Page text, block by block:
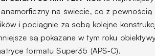
na świecie, co z pewnością
i pociągnie za sobą kolejne
są pokazane w tym roku
formatu Super35 (APS-C).